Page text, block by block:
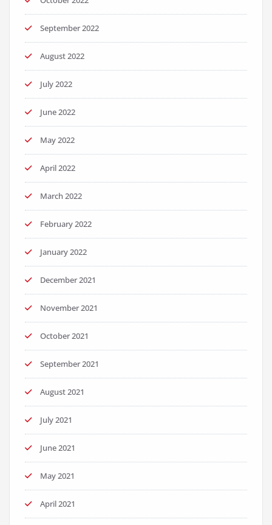
September 2022
August 2022
July 2022
June 2022
May 2022
April 2022
March 2022
February 2022
January 2022
December 2021
November 2021
October 2021
September 2021
August 2021
July 2021
June 2021
May 2021
April 2021